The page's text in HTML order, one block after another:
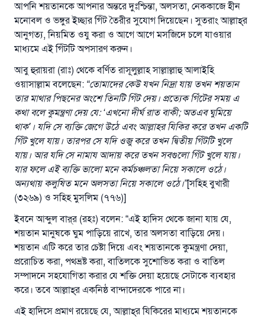
আপনি শয়তানকে আপনার অন্তরে দুঃশ্চিন্তা, অলসতা, নেককাজে হীন
মনোবল ও ভঙ্গুর ইচ্ছার গিঁট তৈরীর সুযোগ দিয়েছেন। সুতরাং আল্লাহ্‌র
আনুগত্য, নিয়মিত ওযু করা ও আগে আগে মসজিদে চলে যাওয়ার
মাধ্যমে এই গিঁটটি অপসারণ করুন।
আবু হুরায়রা (রাঃ) থেকে বর্ণিত রাসূলুল্লাহ সাল্লাল্লাহু আলাইহি
ওয়াসাল্লাম বলেছেন: “তোমাদের কেউ যখন নিদ্রা যায় তখন শয়তান
তার মাথার পিছনের অংশে তিনটি গিঁট দেয়। প্রত্যেক গিঁটের সময় এ
কথা বলে কুমন্ত্রণা দেয় যে: ‘এখনো দীর্ঘ রাত বাকী; অতএব ঘুমিয়ে
থাক’ । যদি সে ব্যক্তি জেগে উঠে এবং আল্লাহর যিকির করে তখন একটি
গিঁট খুলে যায়। তারপর সে যদি ওজু করে তখন দ্বিতীয় গিঁটটি খুলে
যায়। আর যদি সে নামায আদায় করে তখন সবগুলো গিঁট খুলে যায়।
যার ফলে এই ব্যক্তি ভালো মনে কর্মচঞ্চলতা নিয়ে সকালে ওঠে।
অন্যথায় কলুষিত মনে অলসতা নিয়ে সকালে ওঠে।”[সহিহ বুখারী
(৩২৬৯) ও সহিহ মুসলিম (৭৭৬)]
ইবনে আব্দুল বার্‌র (রহঃ) বলেন: “এই হাদিস থেকে জানা যায় যে,
শয়তান মানুষকে ঘুম পাড়িয়ে রাখে, তার অলসতা বাড়িয়ে দেয়।
শয়তান এটি করে তার চেষ্টা দিয়ে এবং শয়তানকে কুমন্ত্রণা দেয়া,
প্ররোচিত করা, পথভ্রষ্ট করা, বাতিলকে সুশোভিত করা ও বাতিল
সম্পাদনে সহযোগিতা করার যে শক্তি দেয়া হয়েছে সেটাকে ব্যবহার
করে। তবে আল্লাহ্‌র একনিষ্ঠ বান্দাদেরকে পারে না।
এই হাদিসে প্রমাণ রয়েছে যে, আল্লাহ্‌র যিকিরের মাধ্যমে শয়তানকে
এখনই শরীক হোন